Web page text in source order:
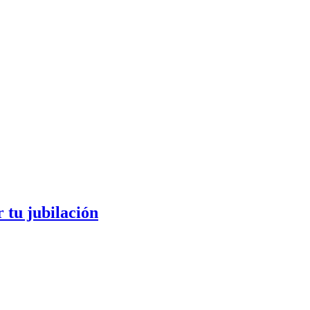
tu jubilación